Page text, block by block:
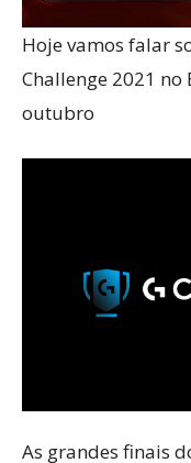
Hoje vamos falar
Challenge 2021
outubro
As grandes finais